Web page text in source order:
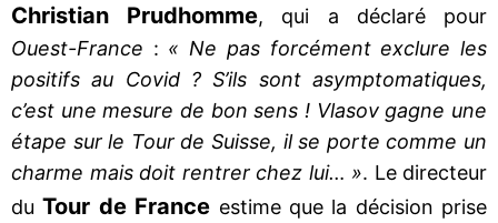
Christian Prudhomme, qui a déclaré pour
Ouest-France : « Ne pas forcément exclure les
positifs au Covid ? S’ils sont asymptomatiques,
c’est une mesure de bon sens ! Vlasov gagne une
étape sur le Tour de Suisse, il se porte comme un
charme mais doit rentrer chez lui… ». Le directeur
duTour de France estime que la décision prise